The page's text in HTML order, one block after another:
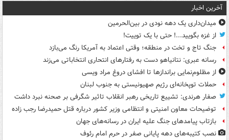
آخرین اخبار
میدان‌داری یک دهه نودی در بین‌الحرمین
از غزه بگویید...! حتی با یک توییت!
جنگ تاج و تخت در منطقه؛ وقتی اعتماد به آمریکا رنگ می‌بازد
رسانه عبری: نتانیاهو دست به رفتارهای انتحاری انتخاباتی می‌زند
از مظلوم‌نمایی براندازها تا افشای دروغ مراد ویسی
حملات توپخانه‌ای رژیم صهیونیستی به جنوب لبنان
صفار هرندی: تشییع تاریخی رهبر انقلاب تاثیر شگرفی بر صحنه نبرد داشت
توضیحات معاون امنیتی و انتظامی وزیر کشور درباره قتل حمیدرضا رجب زاده
بازتاب پیامدهای جنگ علیه ایران در رسانه‌های جهان
نصب کتیبه‌های دهه پایانی صفر در حرم امام رئوف